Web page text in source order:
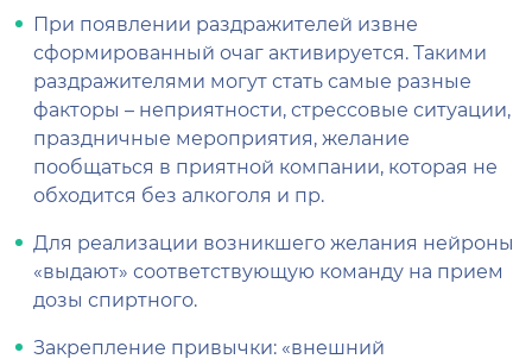
При появлении раздражителей извне
сформированный очаг активируется. Такими
раздражителями могут стать самые разные
факторы – неприятности, стрессовые ситуации,
праздничные мероприятия, желание
пообщаться в приятной компании, которая не
обходится без алкоголя и пр.
Для реализации возникшего желания нейроны
«выдают» соответствующую команду на прием
дозы спиртного.
Закрепление привычки: «внешний